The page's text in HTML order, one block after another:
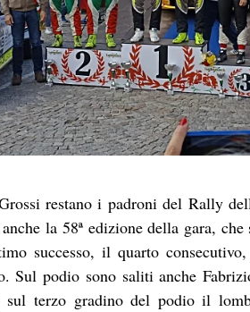
restano i padroni del Rally
la 58ª edizione della gara,
successo, il quarto
Sul podio sono saliti anche
sul terzo gradino del podio il